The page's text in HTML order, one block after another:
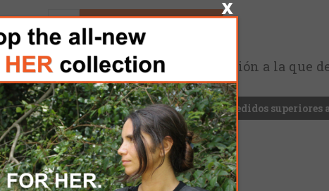
Por favor, seleccione la dirección a la que
ENVÍO DOMÉSTICO GRATUITOen pedidos superiores